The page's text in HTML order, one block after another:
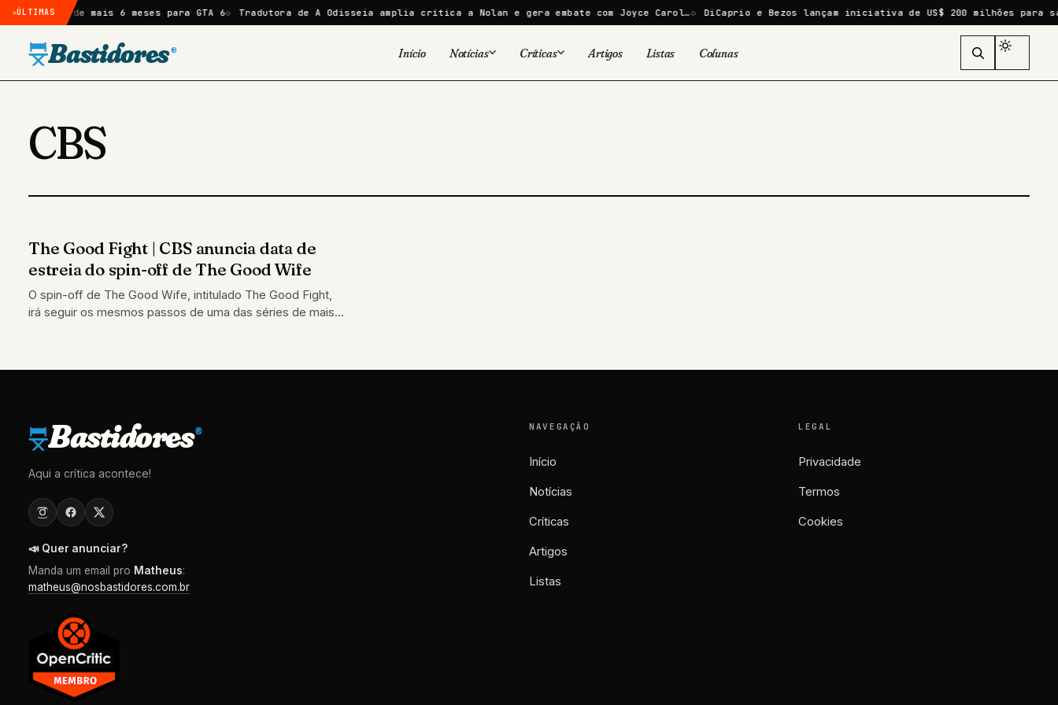
ÚLTIMAS
atraso de mais 6 meses para GTA 6 Tradutora de A Odisseia amplia crítica a Nolan e gera embate com Joyce Carol… DiCaprio e Bezos lançam iniciativa de US$ 200 milhões para
Bastidores ® Início Notícias
Quadrinhos
Críticas
Livros
Artigos Listas Colunas
CBS
SEM CLASSIFICAÇÃO
The Good Fight | CBS anuncia data de
estreia do spin-off de The Good Wife
O spin-off de The Good Wife, intitulado The Good Fight,
irá seguir os mesmos passos de uma das séries de mais
Bastidores®
Aqui a crítica acontece!
📣 Quer anunciar?
Manda um email pro Matheus:
matheus@nosbastidores.com.br
NAVEGAÇÃO
Início
Notícias
Críticas
Artigos
Listas
LEGAL
Privacidade
Termos
Cookies